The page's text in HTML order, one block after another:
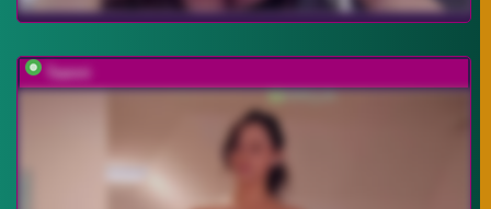
Taanni